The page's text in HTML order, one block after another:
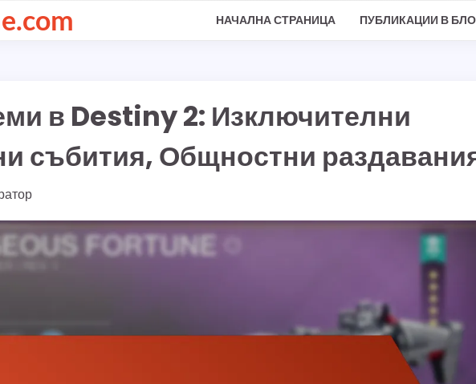
НАЧАЛНА СТРАНИЦА ПУБЛИКАЦИИ В
в Destiny 2: Изключителни
събития, Общностни